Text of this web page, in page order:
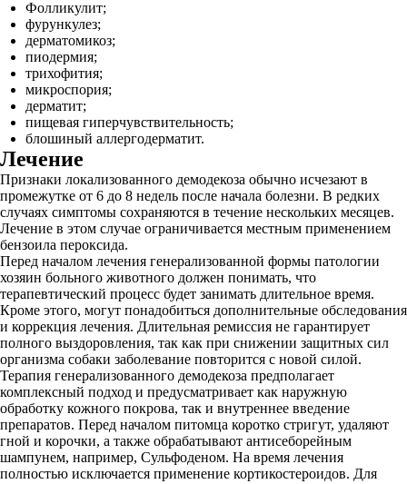
Фолликулит;
фурункулез;
дерматомикоз;
пиодермия;
трихофития;
микроспория;
дерматит;
пищевая гиперчувствительность;
блошиный аллергодерматит.
Лечение
Признаки локализованного демодекоза обычно исчезают в
промежутке от 6 до 8 недель после начала болезни. В редких
случаях симптомы сохраняются в течение нескольких месяцев.
Лечение в этом случае ограничивается местным применением
бензоила пероксида.
Перед началом лечения генерализованной формы патологии
хозяин больного животного должен понимать, что
терапевтический процесс будет занимать длительное время.
Кроме этого, могут понадобиться дополнительные обследования
и коррекция лечения. Длительная ремиссия не гарантирует
полного выздоровления, так как при снижении защитных сил
организма собаки заболевание повторится с новой силой.
Терапия генерализованного демодекоза предполагает
комплексный подход и предусматривает как наружную
обработку кожного покрова, так и внутреннее введение
препаратов. Перед началом питомца коротко стригут, удаляют
гной и корочки, а также обрабатывают антисеборейным
шампунем, например, Сульфоденом. На время лечения
полностью исключается применение кортикостероидов. Для